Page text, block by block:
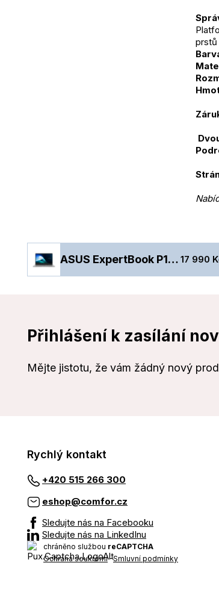
prstů
ASUS ExpertBook P1/P1503CVA-C316512X/3-100U/15,6"/FHD/16GB/512GB/Intel int/W11P/Gray/2R 17 990
Přihlášení k zasílání
Mějte jistotu, že vám žádný nový
Rychlý kontakt
+420 515 266 300
eshop@comfor.cz
Sledujte nás na Facebooku
Sledujte nás na LinkedInu
chráněno službou reCAPTCHA
Ochrana soukromí-Smluvní podmínky